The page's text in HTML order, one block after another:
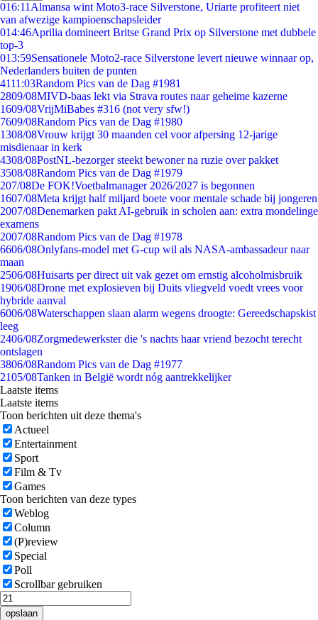
016:11 Almansa wint Moto3-race Silverstone, Uriarte profiteert niet
van afwezige kampioenschapsleider
014:46Aprilia domineert Britse Grand Prix op Silverstone met dubbele
top-3
013:59Sensationele Moto2-race Silverstone levert nieuwe winnaar op,
Nederlanders buiten de punten
4111:03Random Pics van de Dag #1981
2809/08MIVD-baas lekt via Strava routes naar geheime kazerne
1609/08VrijMiBabes #316 (not very sfw!)
7609/08Random Pics van de Dag #1980
1308/08Vrouw krijgt 30 maanden cel voor afpersing 12-jarige
misdienaar in kerk
4308/08PostNL-bezorger steekt bewoner na ruzie over pakket
3508/08Random Pics van de Dag #1979
207/08De FOK!Voetbalmanager 2026/2027 is begonnen
1607/08Meta krijgt half miljard boete voor mentale schade bij jongeren
2007/08Denemarken pakt AI-gebruik in scholen aan: extra mondelinge
examens
2007/08Random Pics van de Dag #1978
6606/08Onlyfans-model met G-cup wil als NASA-ambassadeur naar
maan
2506/08Huisarts per direct uit vak gezet om ernstig alcoholmisbruik
1906/08Drone met explosieven bij Duits vliegveld voedt vrees voor
hybride aanval
6006/08Waterschappen slaan alarm wegens droogte: Gereedschapskist
leeg
2406/08Zorgmedewerkster die 's nachts haar vriend bezocht terecht
ontslagen
3806/08Random Pics van de Dag #1977
2105/08Tanken in België wordt nóg aantrekkelijker
Laatste items
Laatste items
Toon berichten uit deze thema's
Actueel
Entertainment
Sport
Film & Tv
Games
Toon berichten van deze types
Weblog
Column
(P)review
Special
Poll
Scrollbar gebruiken
opslaan